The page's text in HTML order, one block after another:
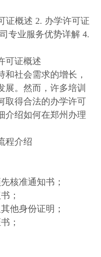
证概述 2. 办学许可证
专业服务优势详解 4.
可证概述
社会需求的增长，
展。然而，许多培训
取得合法的办学许可
介绍如何在郑州办理
程介绍
核准通知书；
；
他身份证明；
；